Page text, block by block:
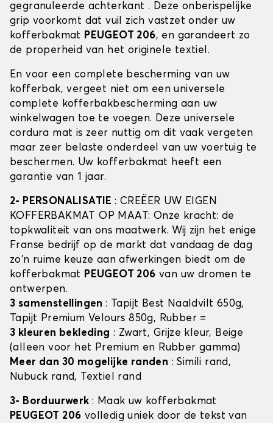
gegranuleerde achterkant . Deze onberispelijke
grip voorkomt dat vuil zich vastzet onder uw
kofferbakmat PEUGEOT 206, en garandeert zo
de properheid van het originele textiel.
En voor een complete bescherming van uw
kofferbak, vergeet niet om een universele
complete kofferbakbescherming aan uw
winkelwagen toe te voegen. Deze universele
cordura mat is zeer nuttig om dit vaak vergeten
maar zeer belaste onderdeel van uw voertuig te
beschermen. Uw kofferbakmat heeft een
garantie van 1 jaar.
2- PERSONALISATIE: CREËER UW EIGEN
KOFFERBAKMAT OP MAAT: Onze kracht: de
topkwaliteit van ons maatwerk. Wij zijn het enige
Franse bedrijf op de markt dat vandaag de dag
zo'n ruime keuze aan afwerkingen biedt om de
kofferbakmat PEUGEOT 206 van uw dromen te
ontwerpen.
3 samenstellingen: Tapijt Best Naaldvilt 650g,
Tapijt Premium Velours 850g, Rubber =
3 kleuren bekleding : Zwart, Grijze kleur, Beige
(alleen voor het Premium en Rubber gamma)
Meer dan 30 mogelijke randen : Simili rand,
Nubuck rand, Textiel rand
3- Borduurwerk : Maak uw kofferbakmat
PEUGEOT 206 volledig uniek door de tekst van